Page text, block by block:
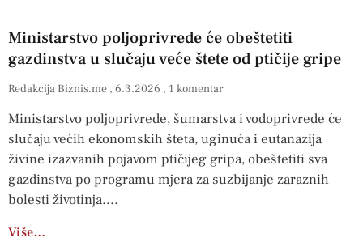
Ministarstvo poljoprivrede će obeštetiti
gazdinstva u slučaju veće štete od ptičije gripe
Redakcija Biznis.me 6.3.2026 1 komentar
Ministarstvo poljoprivrede, šumarstva i vodoprivrede će
slučaju većih ekonomskih šteta, uginuća i eutanazija
živine izazvanih pojavom ptičijeg gripa, obeštetiti sva
gazdinstva po programu mjera za suzbijanje zaraznih
bolesti životinja.
Više…